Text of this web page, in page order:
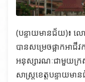
(បន្ទាយមានជ័យ)៖ ល
បានសម្រេចផ្អាកអា
អនុស្សារណៈជាមួយក្រ
សាស្ដ្រខេត្តបន្ទាយម